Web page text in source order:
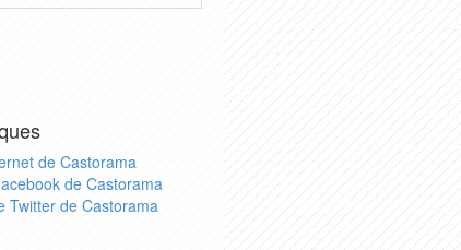
de Castorama
de Castorama
Twitter de Castorama